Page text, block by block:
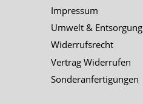
Impressum
Umwelt & Entsorgung
Widerrufsrecht
Vertrag Widerrufen
Sonderanfertigungen